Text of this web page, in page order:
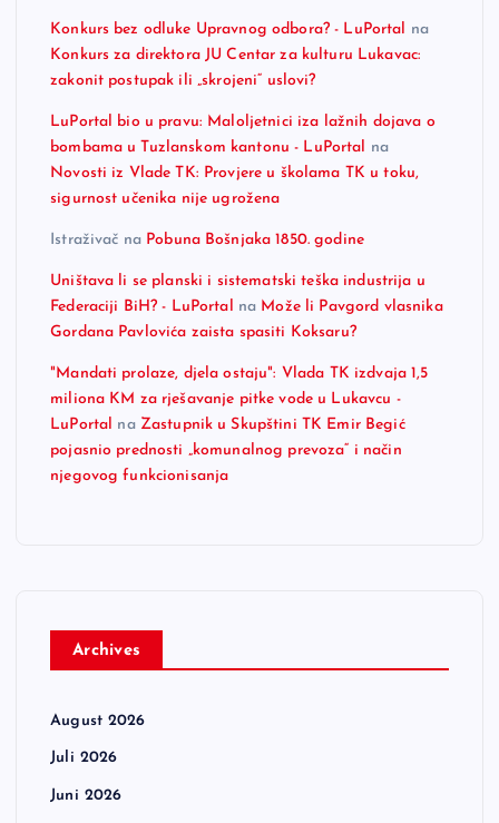
Konkurs bez odluke Upravnog odbora? - LuPortal na
Konkurs za direktora JU Centar za kulturu Lukavac:
zakonit postupak ili „skrojeni“ uslovi?
LuPortal bio u pravu: Maloljetnici iza lažnih dojava o
bombama u Tuzlanskom kantonu - LuPortal na
Novosti iz Vlade TK: Provjere u školama TK u toku,
sigurnost učenika nije ugrožena
Istraživač na Pobuna Bošnjaka 1850. godine
Uništava li se planski i sistematski teška industrija u
Federaciji BiH? - LuPortal na Može li Pavgord vlasnika
Gordana Pavlovića zaista spasiti Koksaru?
"Mandati prolaze, djela ostaju": Vlada TK izdvaja 1,5
miliona KM za rješavanje pitke vode u Lukavcu -
LuPortal na Zastupnik u Skupštini TK Emir Begić
pojasnio prednosti „komunalnog prevoza“ i način
njegovog funkcionisanja
Archives
August 2026
Juli 2026
Juni 2026